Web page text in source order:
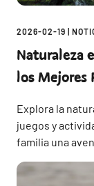
2026-02-19 |
Naturaleza
los Mejores
Explora la
juegos y
familia una